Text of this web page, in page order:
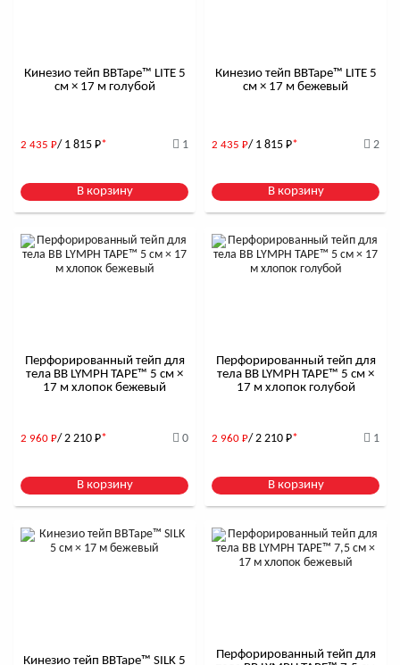
Кинезио тейп BBTape™ LITE 5
см × 17 м голубой
2 435 Р/ 1 815 Р* 1
В корзину
Кинезио тейп BBTape™ LITE 5
см × 17 м бежевый
2 435 Р/ 1 815 Р* 2
В корзину
Перфорированный тейп для
тела BB LYMPH TAPE™ 5 см ×
17 м хлопок бежевый
2 960 Р/ 2 210 Р* 0
В корзину
Перфорированный тейп для
тела BB LYMPH TAPE™ 5 см ×
17 м хлопок голубой
2 960 Р/ 2 210 Р* 1
В корзину
Кинезио тейп BBTape™ SILK 5
Перфорированный тейп для